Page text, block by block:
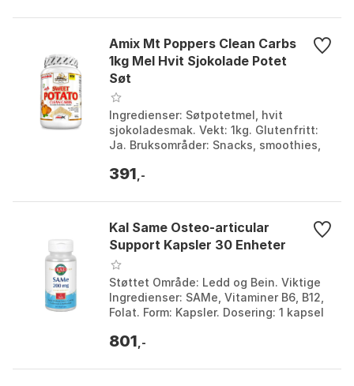
Amix Mt Poppers Clean Carbs
1kg Mel Hvit Sjokolade Potet
Søt
Ingredienser: Søtpotetmel, hvit
sjokoladesmak. Vekt: 1kg. Glutenfritt:
Ja. Bruksområder: Snacks, smoothies,
391 ,-
Kal Same Osteo-articular
Support Kapsler 30 Enheter
Støttet Område: Ledd og Bein. Viktige
Ingredienser: SAMe, Vitaminer B6, B12,
Folat. Form: Kapsler. Dosering: 1 kapsel
801 ,-